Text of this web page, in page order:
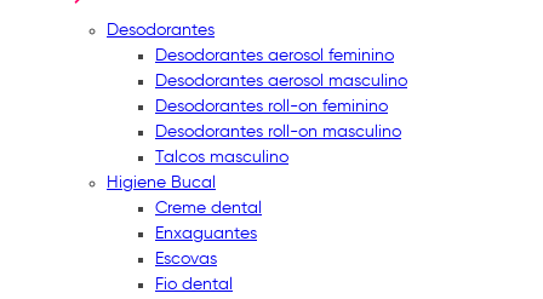
Desodorantes
Desodorantes aerosol feminino
Desodorantes aerosol masculino
Desodorantes roll-on feminino
Desodorantes roll-on masculino
Talcos masculino
Higiene Bucal
Creme dental
Enxaguantes
Escovas
Fio dental